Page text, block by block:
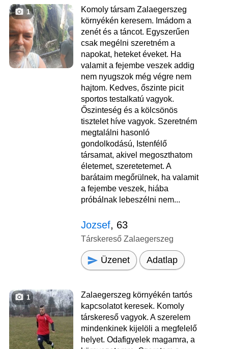
1
Komoly társam Zalaegerszeg
környékén keresem. Imádom a
zenét és a táncot. Egyszerűen
csak megélni szeretném a
napokat, heteket éveket. Ha
valamit a fejembe veszek addig
nem nyugszok még végre nem
hajtom. Kedves, őszinte picit
sportos testalkatú vagyok.
Őszinteség és a kölcsönös
tisztelet híve vagyok. Szeretném
megtalálni hasonló
gondolkodású, Istenfélő
társamat, akivel megoszthatom
életemet, szeretetemet. A
barátaim megőrülnek, ha valamit
a fejembe veszek, hiába
próbálnak lebeszélni nem...
Jozsef, 63
Társkereső Zalaegerszeg
Üzenet Adatlap
1
Zalaegerszeg környékén tartós
kapcsolatot keresek. Komoly
társkereső vagyok. A szerelem
mindenkinek kijelöli a megfelelő
helyet. Odafigyelek magamra, a